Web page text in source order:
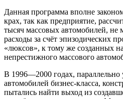
Данная программа вполне
крах, так как предприятие,
тысяч массовых автомобилей, не
расходы за счёт эпизодических
«люксов», к тому же созданных
непрестижного массового
В 1996—2000 годах,
автомобилей бизнес-класса,
пытались найти выход из